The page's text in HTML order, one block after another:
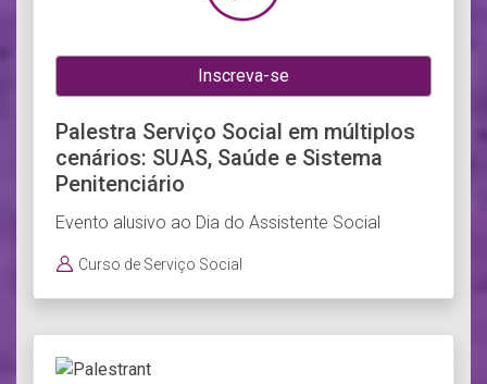
Inscreva-se
Palestra Serviço Social em múltiplos
cenários: SUAS, Saúde e Sistema
Penitenciário
Evento alusivo ao Dia do Assistente Social
Curso de Serviço Social